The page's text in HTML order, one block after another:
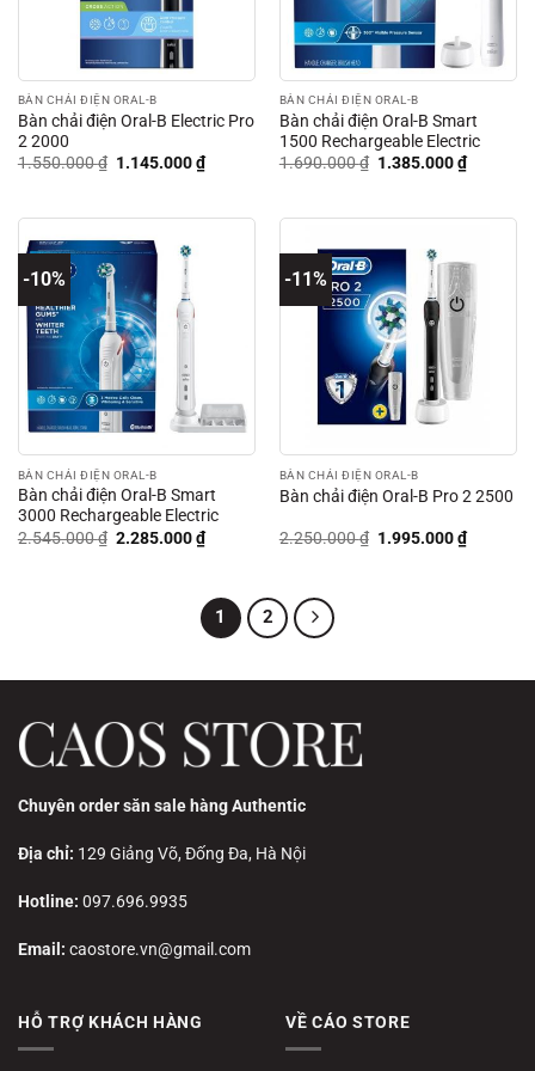
BÀN CHẢI ĐIỆN ORAL-B
Bàn chải điện Oral-B Electric Pro
2 2000
1.550.000₫ Giá
1.145.000₫Giá
hiện
1.145.000 ₫.
BÀN CHẢI ĐIỆN ORAL-B
Bàn chải điện Oral-B Smart
1500 Rechargeable Electric
1.690.000₫ Giá
1.385.000₫Giá
hiện
-10%
BÀN CHẢI ĐIỆN ORAL-B
Bàn chải điện Oral-B Smart
3000 Rechargeable Electric
2.545.000₫ Giá
2.285.000₫Giá
hiện
2.285.000 ₫.
-11%
BÀN CHẢI ĐIỆN ORAL-B
Bàn chải điện Oral-B Pro 2 2500
2.250.000₫ Giá
1.995.000₫Giá
hiện
1 2
Chuyên order săn sale hàng Authentic
Địa chỉ: 129 Giảng Võ, Đống Đa, Hà Nội
Hotline: 097.696.9935
Email: caostore.vn@gmail.com
HỖ TRỢ KHÁCH HÀNG VỀ CÁO STORE